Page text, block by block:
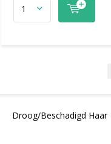
Droog/Beschadigd Haar